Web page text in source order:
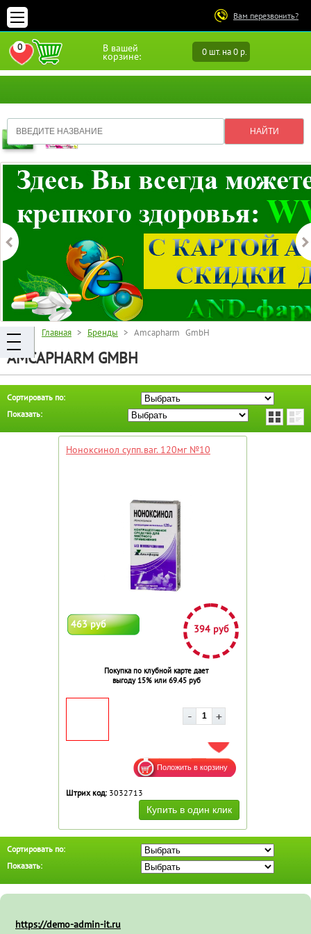
Вам перезвонить?
В вашей
корзине: 0 шт. на 0 р.
0
ПЕРЕЙТИ В ИЗБРАННОЕ
Главная > Бренды > Amcapharm GmbH
AMCAPHARM GMBH
Сортировать по:
Показать:
Ноноксинол супп.ваг. 120мг №10
463 руб 394 руб
Покупка по клубной карте дает
выгоду 15% или 69.45 руб
ДОБАВИТЬ В ИЗБРАННОЕ
Штрих код: 3032713
Сортировать по:
Показать:
https://demo-admin-it.ru